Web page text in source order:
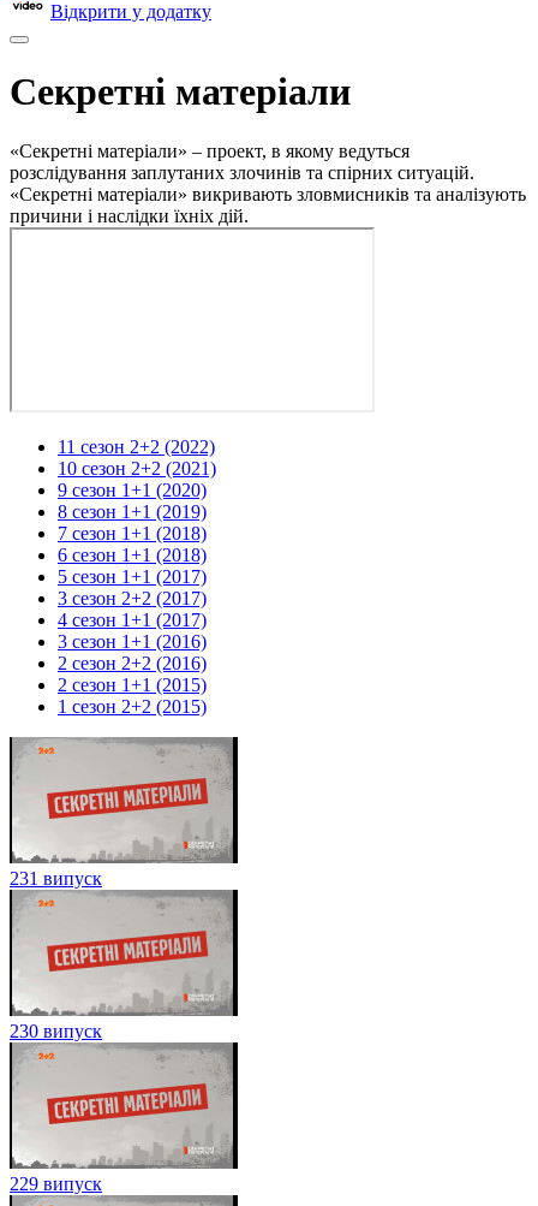
Відкрити у додатку
Секретні матеріали
«Секретні матеріали» – проект, в якому ведуться
розслідування заплутаних злочинів та спірних ситуацій.
«Секретні матеріали» викривають зловмисників та аналізують
причини і наслідки їхніх дій.
11 сезон 2+2 (2022)
10 сезон 2+2 (2021)
9 сезон 1+1 (2020)
8 сезон 1+1 (2019)
7 сезон 1+1 (2018)
6 сезон 1+1 (2018)
5 сезон 1+1 (2017)
3 сезон 2+2 (2017)
4 сезон 1+1 (2017)
3 сезон 1+1 (2016)
2 сезон 2+2 (2016)
2 сезон 1+1 (2015)
1 сезон 2+2 (2015)
231 випуск
230 випуск
229 випуск